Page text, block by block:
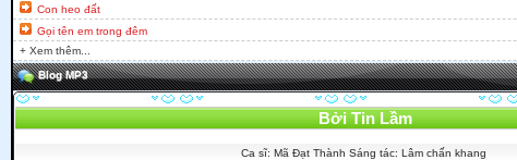
Con heo đất
Gọi tên em trong đêm
+ Xem thêm...
Blog MP3
Bởi Tin Lầm
Ca sĩ: Mã Đạt Thành Sáng tác: Lâm chấn khang